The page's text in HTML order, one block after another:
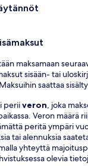
maksamaan
sisään- tai
saattaa
periiveron, joka
Veron määrä
peritä ympäri
tai alennuksia
yhteyttä
olevia